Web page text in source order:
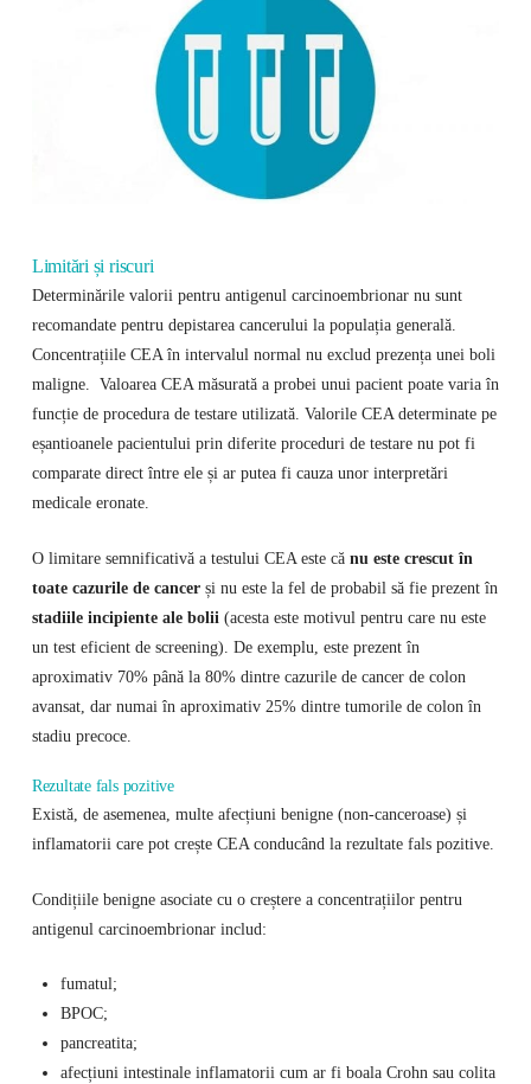
Limitări și riscuri
Determinările valorii pentru antigenul carcinoembrionar nu sunt
recomandate pentru depistarea cancerului la populația generală.
Concentrațiile CEA în intervalul normal nu exclud prezența unei boli
maligne. Valoarea CEA măsurată a probei unui pacient poate varia în
funcție de procedura de testare utilizată. Valorile CEA determinate pe
eșantioanele pacientului prin diferite proceduri de testare nu pot fi
comparate direct între ele și ar putea fi cauza unor interpretări
medicale eronate.
O limitare semnificativă a testului CEA este că nu este crescut în
toate cazurile de cancerși nu este la fel de probabil să fie prezent în
stadiile incipiente ale bolii (acesta este motivul pentru care nu este
un test eficient de screening). De exemplu, este prezent în
aproximativ 70% până la 80% dintre cazurile de cancer de colon
avansat, dar numai în aproximativ 25% dintre tumorile de colon în
stadiu precoce.
Rezultate fals pozitive
Există, de asemenea, multe afecțiuni benigne (non-canceroase) și
inflamatorii care pot crește CEA conducând la rezultate fals pozitive.
Condițiile benigne asociate cu o creștere a concentrațiilor pentru
antigenul carcinoembrionar includ:
fumatul;
BPOC;
pancreatita;
afecțiuni intestinale inflamatorii cum ar fi boala Crohn sau colita